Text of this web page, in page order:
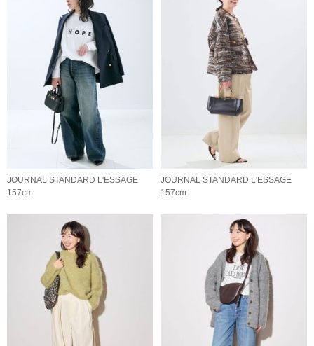
JOURNAL STANDARD L'ESSAGE
157cm
JOURNAL STANDARD L'ESSAGE
157cm